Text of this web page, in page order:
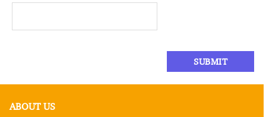
ABOUT US